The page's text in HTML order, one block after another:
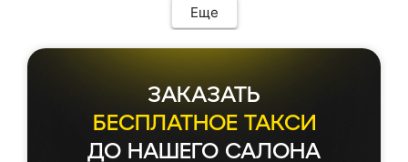
мебель сразу встала на свое место без
каких-либо доработок. Качеством осталась
довольна, все выглядит так, как и ожидала.
Еще
ЗАКАЗАТЬ
БЕСПЛАТНОЕ ТАКСИ
ДО НАШЕГО САЛОНА